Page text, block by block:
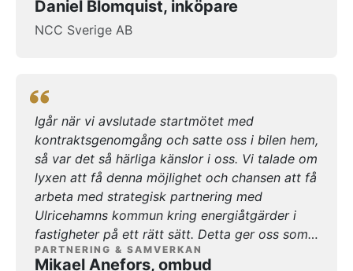
för entreprenaden och lovat varandra att
uppfylla. Utbildningar, workshops, aktiviteter
vad man kan tro. Fantastiska insatser av alla
som deltagit engagerat och öppet, det hade
inte varit möjligt att leverera våra projektmål
utan allas insats tillsammans. Före tidplan ✅
Under budget ✅ Fantastisk arbetsmiljö ✅
Högre kvalité ✅ Stort tack!
blir bra uppstyrda samlingar och jag tycker att
resultatet på sikt blir väldigt positivt.
Daniel Blomquist, inköpare
NCC Sverige AB
Igår när vi avslutade startmötet med
kontraktsgenomgång och satte oss i bilen hem,
så var det så härliga känslor i oss. Vi talade om
lyxen att få denna möjlighet och chansen att få
arbeta med strategisk partnering med
Ulricehamns kommun kring energiåtgärder i
fastigheter på ett rätt sätt. Detta ger oss som
individer och team en stor möjlighet att få
PARTNERING & SAMVERKAN
Mikael Anefors, ombud